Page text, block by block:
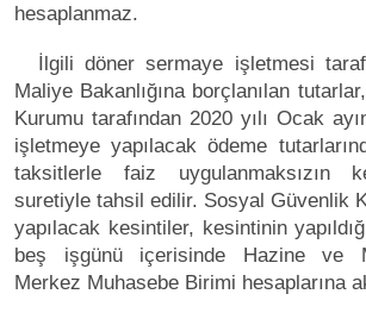
hesaplanmaz.
İlgili döner sermaye işletmesi
Maliye Bakanlığına borçlanılan
Kurumu tarafından 2020 yılı Ocak
işletmeye yapılacak ödeme
taksitlerle faiz uygulanmaksızın
suretiyle tahsil edilir. Sosyal Güvenlik
yapılacak kesintiler, kesintinin
beş işgünü içerisinde Hazine ve
Merkez Muhasebe Birimi hesaplarına